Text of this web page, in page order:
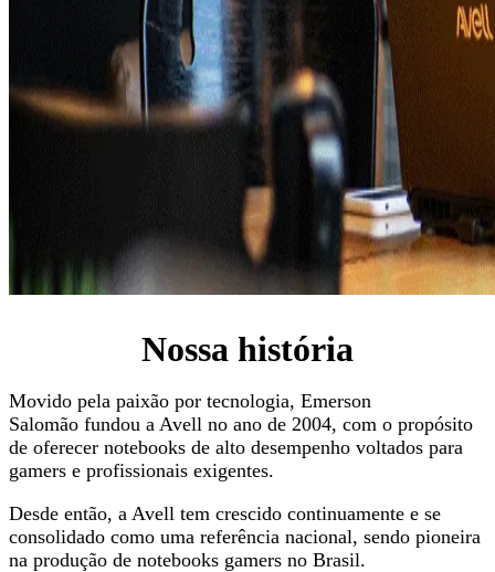
Nossa história
Movido pela paixão por tecnologia, Emerson
Salomão fundou a Avell no ano de 2004, com o propósito
de oferecer notebooks de alto desempenho voltados para
gamers e profissionais exigentes.
Desde então, a Avell tem crescido continuamente e se
consolidado como uma referência nacional, sendo pioneira
na produção de notebooks gamers no Brasil.